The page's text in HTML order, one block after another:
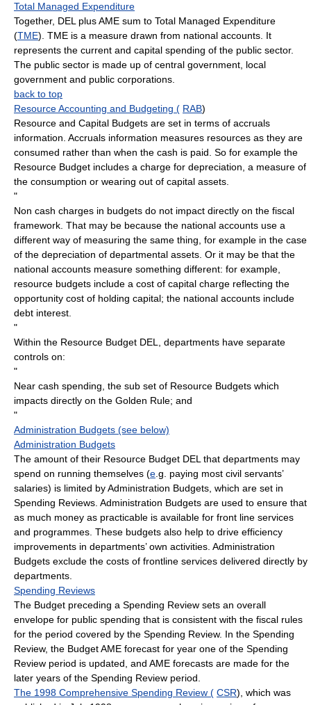
Total Managed Expenditure
Together, DEL plus AME sum to Total Managed Expenditure
(TME). TME is a measure drawn from national accounts. It
represents the current and capital spending of the public sector.
The public sector is made up of central government, local
government and public corporations.
back to top
Resource Accounting and Budgeting ( RAB)
Resource and Capital Budgets are set in terms of accruals
information. Accruals information measures resources as they are
consumed rather than when the cash is paid. So for example the
Resource Budget includes a charge for depreciation, a measure of
the consumption or wearing out of capital assets.
"
Non cash charges in budgets do not impact directly on the fiscal
framework. That may be because the national accounts use a
different way of measuring the same thing, for example in the case
of the depreciation of departmental assets. Or it may be that the
national accounts measure something different: for example,
resource budgets include a cost of capital charge reflecting the
opportunity cost of holding capital; the national accounts include
debt interest.
"
Within the Resource Budget DEL, departments have separate
controls on:
"
Near cash spending, the sub set of Resource Budgets which
impacts directly on the Golden Rule; and
"
Administration Budgets (see below)
Administration Budgets
The amount of their Resource Budget DEL that departments may
spend on running themselves (e .g. paying most civil servants’
salaries) is limited by Administration Budgets, which are set in
Spending Reviews. Administration Budgets are used to ensure that
as much money as practicable is available for front line services
and programmes. These budgets also help to drive efficiency
improvements in departments’ own activities. Administration
Budgets exclude the costs of frontline services delivered directly by
departments.
Spending Reviews
The Budget preceding a Spending Review sets an overall
envelope for public spending that is consistent with the fiscal rules
for the period covered by the Spending Review. In the Spending
Review, the Budget AME forecast for year one of the Spending
Review period is updated, and AME forecasts are made for the
later years of the Spending Review period.
The 1998 Comprehensive Spending Review ( CSR), which was